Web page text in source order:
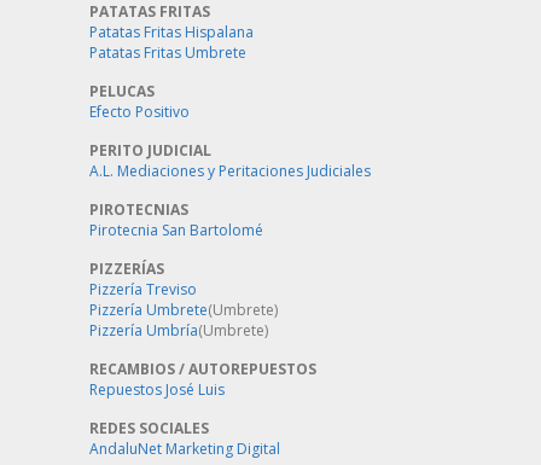
PATATAS FRITAS
Patatas Fritas Hispalana
Patatas Fritas Umbrete
PELUCAS
Efecto Positivo
PERITO JUDICIAL
A.L. Mediaciones y Peritaciones Judiciales
PIROTECNIAS
Pirotecnia San Bartolomé
PIZZERÍAS
Pizzería Treviso
Pizzería Umbrete(Umbrete)
Pizzería Umbría(Umbrete)
RECAMBIOS / AUTOREPUESTOS
Repuestos José Luis
REDES SOCIALES
AndaluNet Marketing Digital